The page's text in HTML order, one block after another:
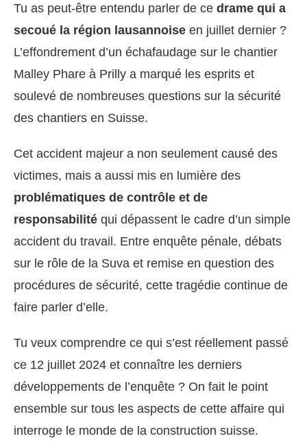
Tu as peut-être entendu parler de ce drame qui a
secoué la région lausannoise en juillet dernier ?
L’effondrement d’un échafaudage sur le chantier
Malley Phare à Prilly a marqué les esprits et
soulevé de nombreuses questions sur la sécurité
des chantiers en Suisse.
Cet accident majeur a non seulement causé des
victimes, mais a aussi mis en lumière des
problématiques de contrôle et de
responsabilité qui dépassent le cadre d’un simple
accident du travail. Entre enquête pénale, débats
sur le rôle de la Suva et remise en question des
procédures de sécurité, cette tragédie continue de
faire parler d’elle.
Tu veux comprendre ce qui s’est réellement passé
ce 12 juillet 2024 et connaître les derniers
développements de l’enquête ? On fait le point
ensemble sur tous les aspects de cette affaire qui
interroge le monde de la construction suisse.